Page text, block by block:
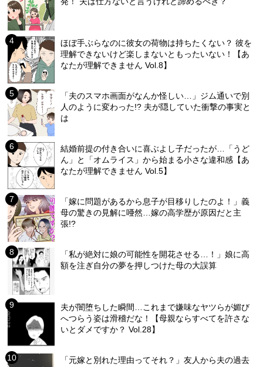
ほぼ手ぶらなのに彼女の荷物は持ちたくない？ 彼を
理解できないけど楽しまないともったいない！【あ
なたが理解できません Vol.8】
「夫のスマホ画面がなんか怪しい…」ジム通いで別
人のように変わった!? 夫が隠していた衝撃の事実と
は
結婚前提の付き合いに喜ぶよし子だったが…「うど
ん」と「オムライス」から始まる小さな違和感【あ
なたが理解できません Vol.5】
「嫁に問題があるから息子が目移りしたのよ！」義
母の驚きの見解に唖然…嫁の高学歴が原因だと主
張!?
「私が絶対に娘の可能性を開花させる…！」娘に高
額を注ぎ自分の夢を押しつけた母の大誤算
夫が闇堕ちした瞬間…これまで嫌味なヤツらが媚び
へつらう姿は滑稽だな！【母親ならすべてを許さな
いとダメですか？ Vol.28】
「元嫁と別れた理由ってそれ？」友人から夫の過去